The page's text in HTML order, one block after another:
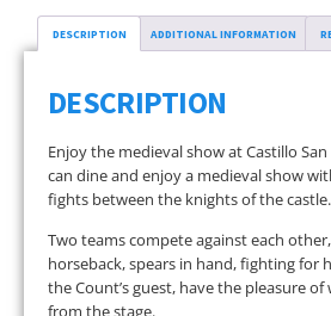
DESCRIPTION ADDITIONAL INFORMATION
DESCRIPTION
Enjoy the medieval show at Castillo
can dine and enjoy a medieval show
fights between the knights of the castle.
Two teams compete against each
horseback, spears in hand, fighting for
the Count’s guest, have the pleasure